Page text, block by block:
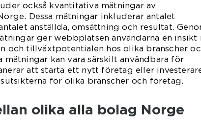
också kvantitativa mätningar av
Dessa mätningar inkluderar antalet
anställda, omsättning och resultat.
ger webbplatsen användarna en insikt
och tillväxtpotentialen hos olika branscher
mätningar kan vara särskilt användbara för
att starta ett nytt företag eller
för olika branscher och företag.
olika alla bolag Norge